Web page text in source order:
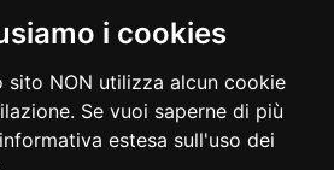
i cookies
sito NON utilizza alcun cookie
Se vuoi saperne di più
estesa sull'uso dei
040 3771111
trasparente
accessibilità
dichiarazione di
cambio preferenze cookie